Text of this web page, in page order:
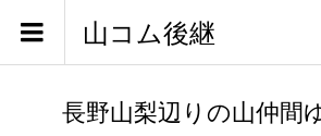
山コム後継
長野山梨辺りの山仲間